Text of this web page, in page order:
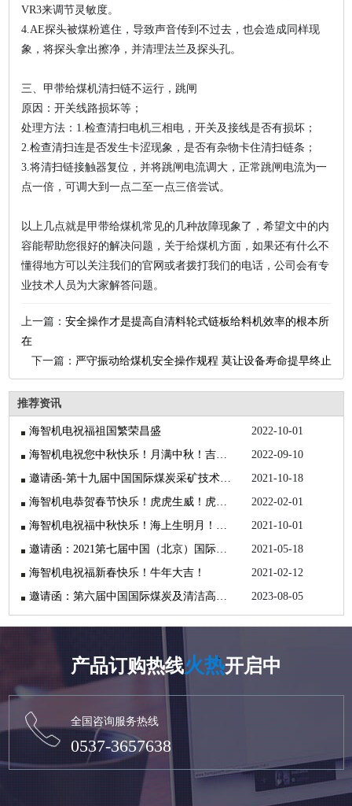
VR3来调节灵敏度。
4.AE探头被煤粉遮住，导致声音传到不过去，也会造成同样现
象，将探头拿出擦净，并清理法兰及探头孔。
三、甲带给煤机清扫链不运行，跳闸
原因：开关线路损坏等；
处理方法：1.检查清扫电机三相电，开关及接线是否有损坏；
2.检查清扫连是否发生卡涩现象，是否有杂物卡住清扫链条；
3.将清扫链接触器复位，并将跳闸电流调大，正常跳闸电流为一
点一倍，可调大到一点二至一点三倍尝试。
以上几点就是甲带给煤机常见的几种故障现象了，希望文中的内
容能帮助您很好的解决问题，关于给煤机方面，如果还有什么不
懂得地方可以关注我们的官网或者拨打我们的电话，公司会有专
业技术人员为大家解答问题。
上一篇： 安全操作才是提高自清料轮式链板给料机效率的根本所
在
下一篇： 严守振动给煤机安全操作规程 莫让设备寿命提早终止
推荐资讯
海智机电祝福祖国繁荣昌盛
2022-10-01
海智机电祝您中秋快乐！月满中秋！吉祥如意！
2022-09-10
邀请函-第十九届中国国际煤炭采矿技术交流及设备展览会
2021-10-18
海智机电恭贺春节快乐！虎虎生威！虎年大吉！
2022-02-01
海智机电祝福中秋快乐！海上生明月！天涯共此时！
2021-10-01
邀请函：2021第七届中国（北京）国际矿业展览会
2021-05-18
海智机电祝福新春快乐！牛年大吉！
2021-02-12
邀请函：第六届中国国际煤炭及清洁高效利用展览会
2023-08-05
产品订购热线火热开启中
全国咨询服务热线
0537-3657638